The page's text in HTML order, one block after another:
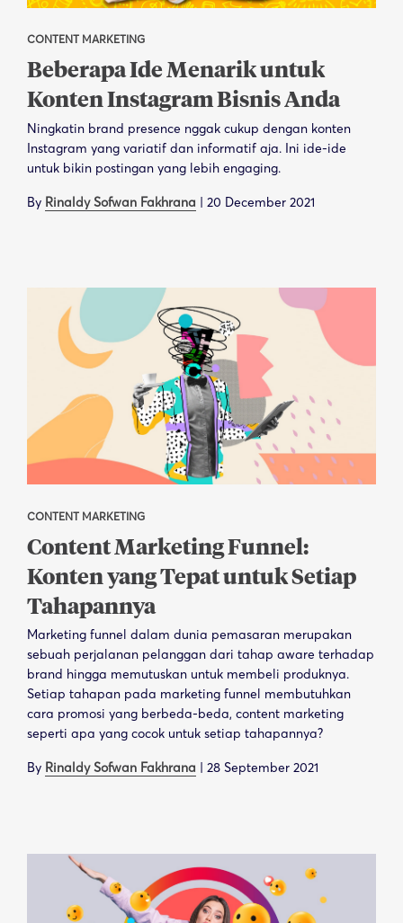
CONTENT MARKETING
Beberapa Ide Menarik untuk
Konten Instagram Bisnis Anda
Ningkatin brand presence nggak cukup dengan konten
Instagram yang variatif dan informatif aja. Ini ide-ide
untuk bikin postingan yang lebih engaging.
By Rinaldy Sofwan Fakhrana | 20 December 2021
CONTENT MARKETING
Content Marketing Funnel:
Konten yang Tepat untuk Setiap
Tahapannya
Marketing funnel dalam dunia pemasaran merupakan
sebuah perjalanan pelanggan dari tahap aware terhadap
brand hingga memutuskan untuk membeli produknya.
Setiap tahapan pada marketing funnel membutuhkan
cara promosi yang berbeda-beda, content marketing
seperti apa yang cocok untuk setiap tahapannya?
By Rinaldy Sofwan Fakhrana | 28 September 2021